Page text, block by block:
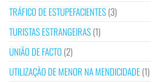
TRÁFICO DE ESTUPEFACIENTES(3)
TURISTAS ESTRANGEIRAS(1)
UNIÃO DE FACTO (2)
UTILIZAÇÃO DE MENOR NA MENDICIDADE(1)